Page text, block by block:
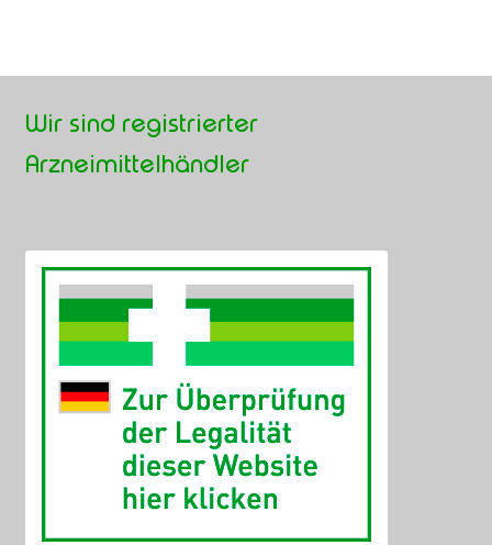
Wir sind registrierter
Arzneimittelhändler